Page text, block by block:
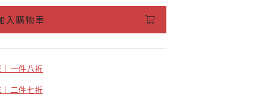
入購物車
一件八折
二件七折